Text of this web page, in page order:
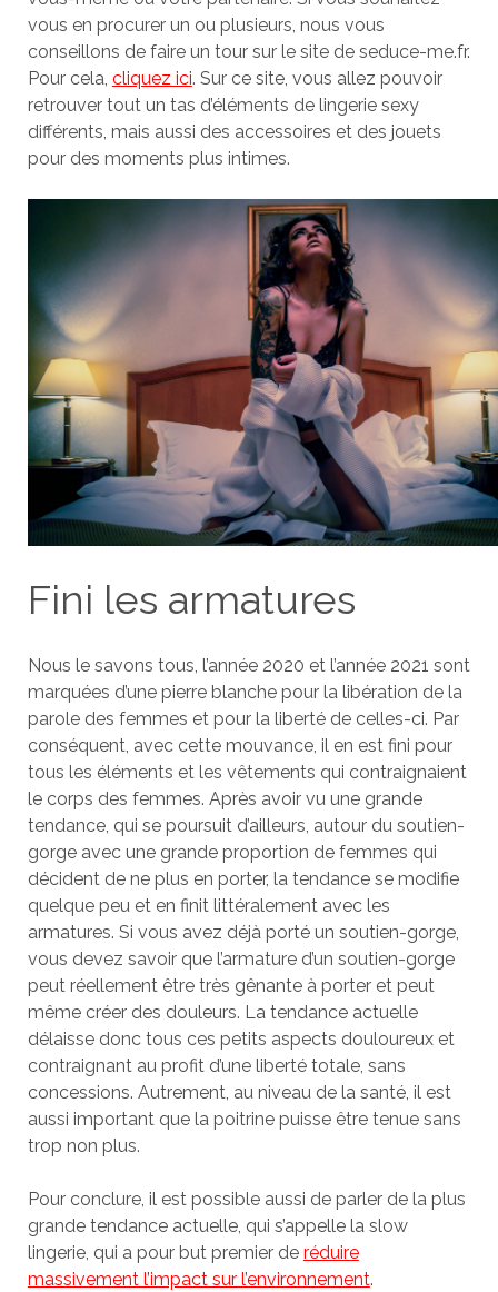
vous en procurer un ou plusieurs, nous vous
conseillons de faire un tour sur le site de seduce-me.fr.
Pour cela, cliquez ici. Sur ce site, vous allez pouvoir
retrouver tout un tas d’éléments de lingerie sexy
différents, mais aussi des accessoires et des jouets
pour des moments plus intimes.
Fini les armatures
Nous le savons tous, l’année 2020 et l’année 2021 sont
marquées d’une pierre blanche pour la libération de la
parole des femmes et pour la liberté de celles-ci. Par
conséquent, avec cette mouvance, il en est fini pour
tous les éléments et les vêtements qui contraignaient
le corps des femmes. Après avoir vu une grande
tendance, qui se poursuit d’ailleurs, autour du soutien-
gorge avec une grande proportion de femmes qui
décident de ne plus en porter, la tendance se modifie
quelque peu et en finit littéralement avec les
armatures. Si vous avez déjà porté un soutien-gorge,
vous devez savoir que l’armature d’un soutien-gorge
peut réellement être très gênante à porter et peut
même créer des douleurs. La tendance actuelle
délaisse donc tous ces petits aspects douloureux et
contraignant au profit d’une liberté totale, sans
concessions. Autrement, au niveau de la santé, il est
aussi important que la poitrine puisse être tenue sans
trop non plus.
Pour conclure, il est possible aussi de parler de la plus
grande tendance actuelle, qui s’appelle la slow
lingerie, qui a pour but premier de réduire
massivement l’impact sur l’environnement.